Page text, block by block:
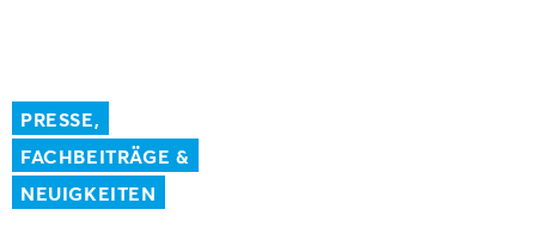
PRESSE,
FACHBEITRÄGE &
NEUIGKEITEN